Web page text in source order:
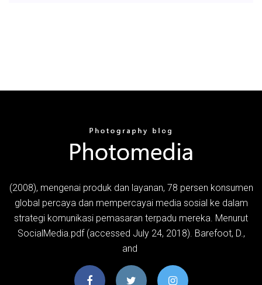
(2008), mengenai produk dan layanan, 78 persen konsumen
global percaya dan mempercayai media sosial ke dalam
strategi komunikasi pemasaran terpadu mereka. Menurut
SocialMedia.pdf (accessed July 24, 2018). Barefoot, D.,
and